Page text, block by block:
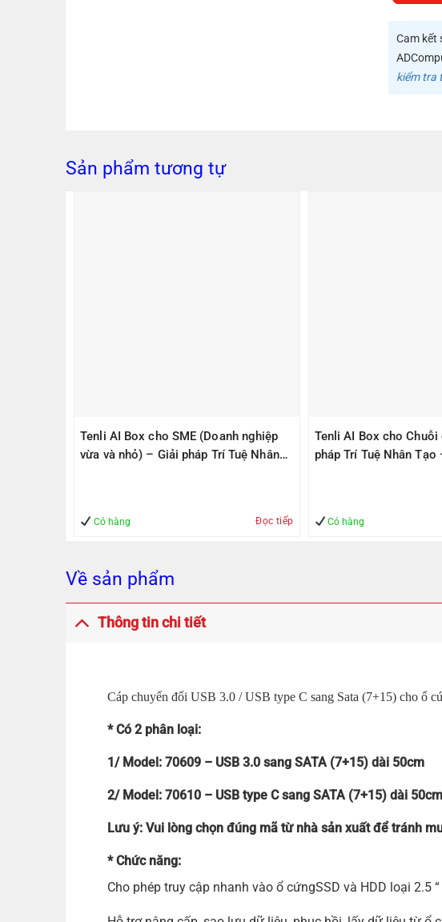
SanDisk
Lưu ý:
Cam kết
kiểm tra
Sản phẩm tương tự
Tenli AI Box cho SME (Doanh nghiệp
vừa và nhỏ) – Giải pháp Trí Tuệ Nhân
Có hàng Đọc tiếp
Tenli AI Box cho
pháp Trí Tuệ Nhân Tạo
Có hàng
Về sản phẩm
Thông tin chi tiết
Cáp chuyển đổi USB 3.0 / USB type C sang Sata (7+15) cho ổ
* Có 2 phân loại:
1/ Model: 70609 – USB 3.0 sang SATA (7+15) dài 50cm
2/ Model: 70610 – USB type C sang SATA (7+15) dài 50cm
Lưu ý: Vui lòng chọn đúng mã từ nhà sản xuất để tránh
* Chức năng:
Cho phép truy cập nhanh vào ổ cứngSSD và HDD loại 2.5 “